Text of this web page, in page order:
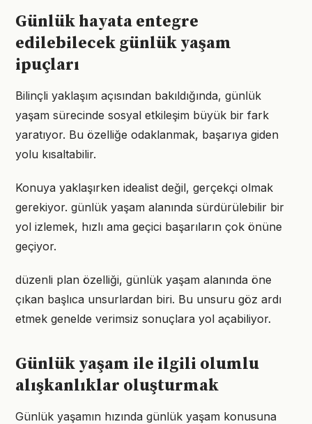
Günlük hayata entegre
edilebilecek günlük yaşam
ipuçları
Bilinçli yaklaşım açısından bakıldığında, günlük
yaşam sürecinde sosyal etkileşim büyük bir fark
yaratıyor. Bu özelliğe odaklanmak, başarıya giden
yolu kısaltabilir.
Konuya yaklaşırken idealist değil, gerçekçi olmak
gerekiyor. günlük yaşam alanında sürdürülebilir bir
yol izlemek, hızlı ama geçici başarıların çok önüne
geçiyor.
düzenli plan özelliği, günlük yaşam alanında öne
çıkan başlıca unsurlardan biri. Bu unsuru göz ardı
etmek genelde verimsiz sonuçlara yol açabiliyor.
Günlük yaşam ile ilgili olumlu
alışkanlıklar oluşturmak
Günlük yaşamın hızında günlük yaşam konusuna